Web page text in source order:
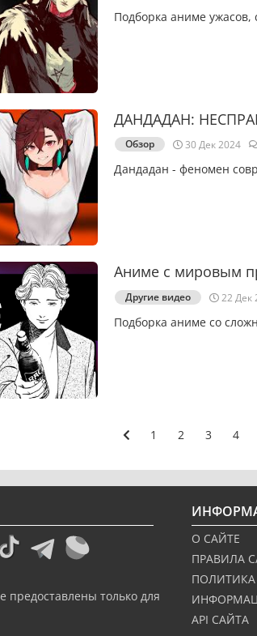
Подборка аниме
ДАНДАДАН:
Обзор 30 Дек 2024
Дандадан - феномен
Аниме с мировым
Другие видео 22 Дек
Подборка аниме со
1 2 3 4
предоставлены только для
О САЙТЕ
ПРАВИЛА
API САЙТА